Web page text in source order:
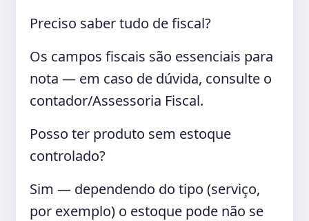
Preciso saber tudo de fiscal?
Os campos fiscais são essenciais para
nota — em caso de dúvida, consulte o
contador/Assessoria Fiscal.
Posso ter produto sem estoque
controlado?
Sim — dependendo do tipo (serviço,
por exemplo) o estoque pode não se